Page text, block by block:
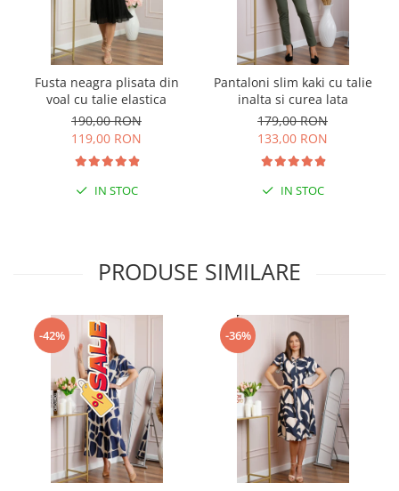
Fusta neagra plisata din
voal cu talie elastica
190,00 RON
119,00 RON
IN STOC
Pantaloni slim kaki cu talie
inalta si curea lata
179,00 RON
133,00 RON
IN STOC
PRODUSE SIMILARE
-42% -36%